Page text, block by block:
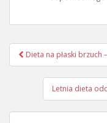
Nawigacja
wpisu
Dieta na płaski brzuch
Letnia dieta